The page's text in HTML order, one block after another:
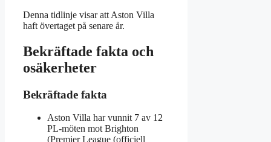
Denna tidlinje visar att Aston Villa
haft övertaget på senare år.
Bekräftade fakta och
osäkerheter
Bekräftade fakta
Aston Villa har vunnit 7 av 12
PL-möten mot Brighton
(Premier League (officiell